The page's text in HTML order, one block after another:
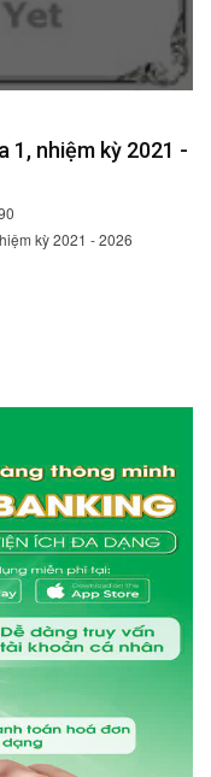
1, nhiệm kỳ 2021 -
kỳ 2021 - 2026